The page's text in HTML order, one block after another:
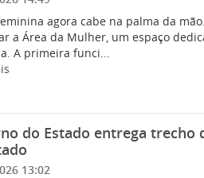
agora cabe na palma da
a Área da Mulher, um espaço
A primeira funci...
do Estado entrega
13:02